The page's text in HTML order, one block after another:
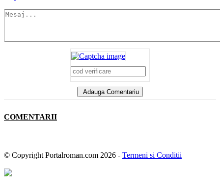
Adauga Comentariu
COMENTARII
© Copyright Portalroman.com 2026 - Termeni si Conditii